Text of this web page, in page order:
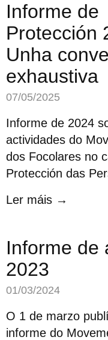
Informe de
Protección
Unha
exhaustiva
07/05/2025
Informe de 2024
actividades do
dos Focolares no
Protección das
Ler máis →
Informe de
2023
01/03/2024
O 1 de marzo
informe do